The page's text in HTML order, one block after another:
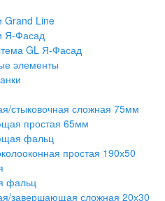
Grand Line
Я-Фасад
GL Я-Фасад
элементы
стыковочная сложная 75мм
простая 65мм
фальц
простая 190х50
фальц
завершающая сложная 20х30